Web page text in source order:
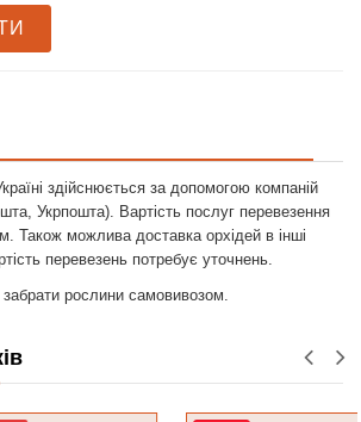
здійснюється за допомогою компаній
Укрпошта). Вартість послуг перевезення
Також можлива доставка орхідей в інші
перевезень потребує уточнень.
рослини самовивозом.